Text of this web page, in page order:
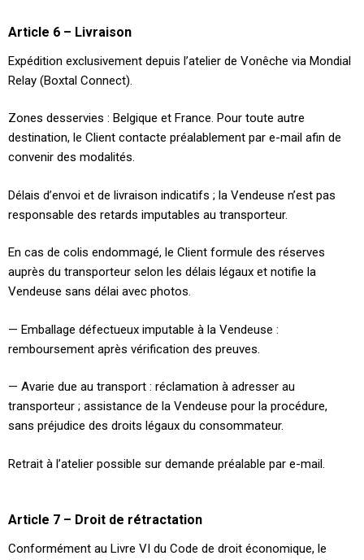
Article 6 – Livraison
Expédition exclusivement depuis l’atelier de Vonêche via Mondial
Relay (Boxtal Connect).
Zones desservies : Belgique et France. Pour toute autre
destination, le Client contacte préalablement par e-mail afin de
convenir des modalités.
Délais d’envoi et de livraison indicatifs ; la Vendeuse n’est pas
responsable des retards imputables au transporteur.
En cas de colis endommagé, le Client formule des réserves
auprès du transporteur selon les délais légaux et notifie la
Vendeuse sans délai avec photos.
— Emballage défectueux imputable à la Vendeuse :
remboursement après vérification des preuves.
— Avarie due au transport : réclamation à adresser au
transporteur ; assistance de la Vendeuse pour la procédure,
sans préjudice des droits légaux du consommateur.
Retrait à l’atelier possible sur demande préalable par e-mail.
Article 7 – Droit de rétractation
Conformément au Livre VI du Code de droit économique, le